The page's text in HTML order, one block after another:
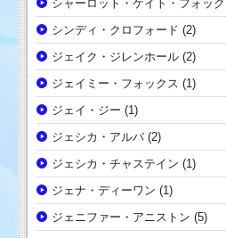
シャーロット・ケイト・フォック
シンディ・クロフォード (2)
ジェイク・ジレンホール (2)
ジェイミー・フォックス (1)
ジェイ・ジー (1)
ジェシカ・アルバ(2)
ジェシカ・チャステイン (1)
ジェナ・ディーワン (1)
ジェニファー・アニストン (5)